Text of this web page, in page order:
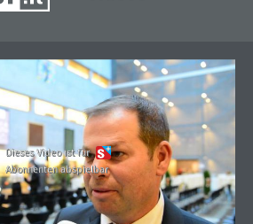
Dieses Video ist für
Abonnenten abspielbar